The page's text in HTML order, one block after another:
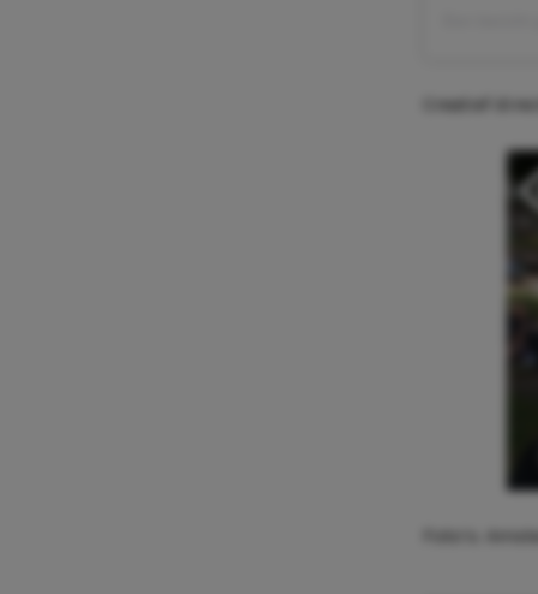
Creatief